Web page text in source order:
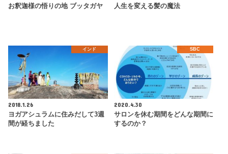
お釈迦様の悟りの地 ブッタガヤ
人生を変える髪の魔法
インド
2018.1.26
ヨガアシュラムに住みだして3週
間が経ちました
SBC
2020.4.30
サロンを休む期間をどんな期間に
するのか？